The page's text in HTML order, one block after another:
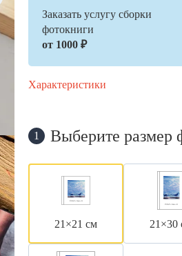
Заказать услугу сборки
фотокниги
от 1000 ₽
Характеристики
1 Выберите размер
21×21 см 21×30